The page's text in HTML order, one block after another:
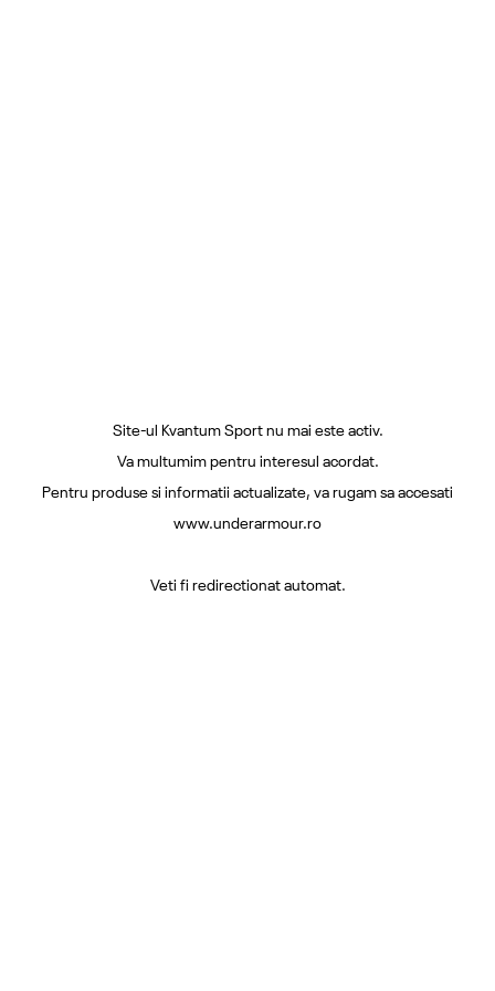
Site-ul Kvantum Sport nu mai este activ.
Va multumim pentru interesul acordat.
Pentru produse si informatii actualizate, va rugam sa accesati
www.underarmour.ro
Veti fi redirectionat automat.